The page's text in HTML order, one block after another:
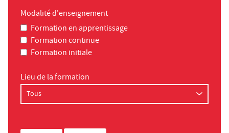
Modalité d'enseignement
Formation en apprentissage
Formation continue
Formation initiale
Lieu de la formation